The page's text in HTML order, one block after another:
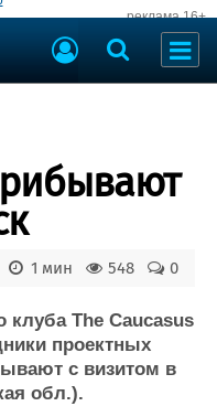
реклама 16+
площадка
0
548
1 мин
клуба The Caucasus
проектных
с визитом в
обл.).